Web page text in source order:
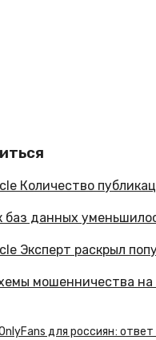
данных
мошенничества